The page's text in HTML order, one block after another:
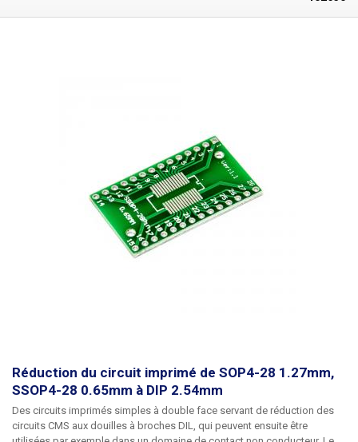
aux réseaux sans soudure, cette solution offre une plus grande stabilité
Réduction du circuit imprimé de SOP4-28 1.27mm,
SSOP4-28 0.65mm à DIP 2.54mm
Des circuits imprimés simples à double face servant de réduction des
circuits CMS aux douilles à broches DIL, qui peuvent ensuite être